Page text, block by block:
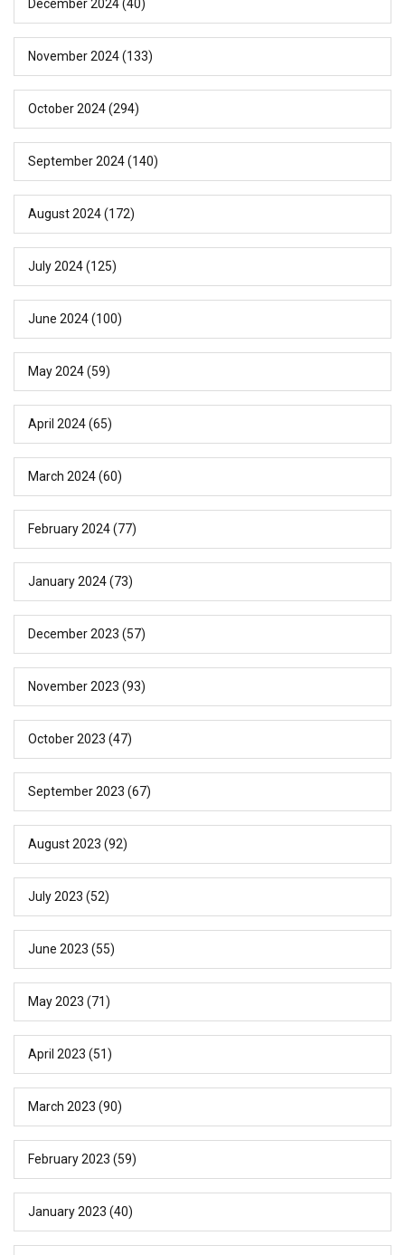
December 2024(40)
November 2024(133)
October 2024(294)
September 2024(140)
August 2024(172)
July 2024(125)
June 2024(100)
May 2024(59)
April 2024(65)
March 2024(60)
February 2024(77)
January 2024(73)
December 2023 (57)
November 2023 (93)
October 2023 (47)
September 2023 (67)
August 2023 (92)
July 2023 (52)
June 2023 (55)
May 2023 (71)
April 2023 (51)
March 2023 (90)
February 2023 (59)
January 2023 (40)